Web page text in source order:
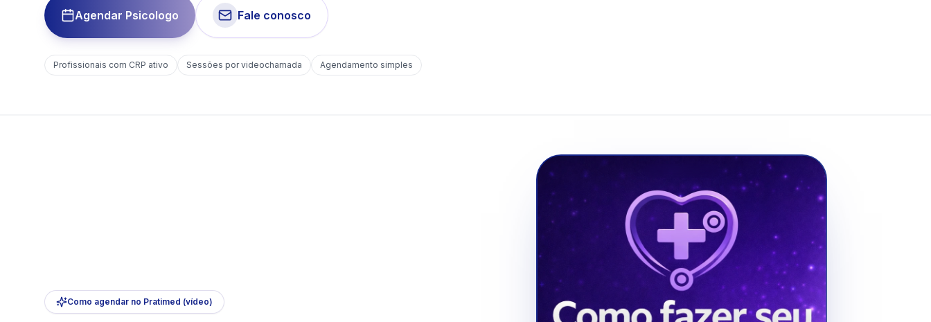
Agendar Psicologo Fale conosco
Profissionais com CRP ativo Sessões por videochamada Agendamento simples
Como agendar no Pratimed (vídeo)